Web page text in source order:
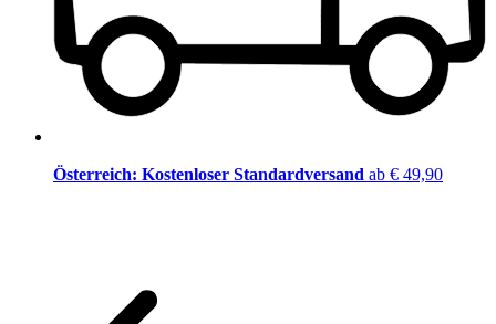
Österreich: Kostenloser Standardversand ab € 49,90